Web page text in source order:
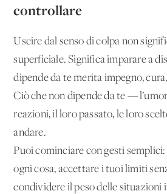
controllare
Uscire dal senso di colpa non
superficiale. Significa imparare a
dipende da te merita impegno,
Ciò che non dipende da te —
reazioni, il loro passato, le loro
andare.
Puoi cominciare con gesti
ogni cosa, accettare i tuoi limiti
condividere il peso delle situazioni